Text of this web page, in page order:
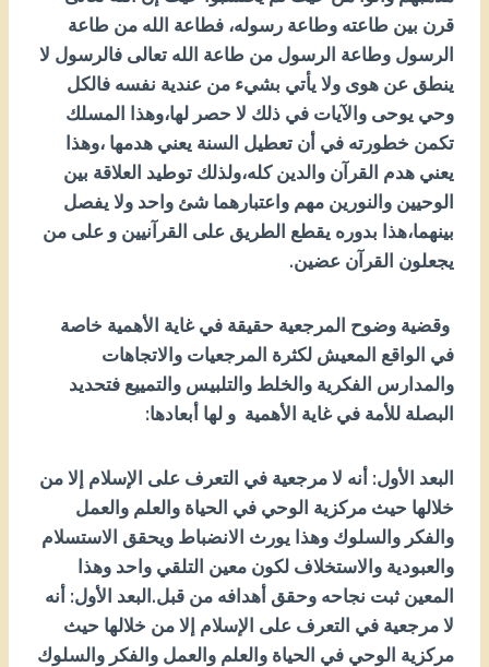
قرن بين طاعته وطاعة رسوله، فطاعة الله من طاعة
الرسول وطاعة الرسول من طاعة الله تعالى فالرسول لا
ينطق عن هوى ولا يأتي بشيء من عندية نفسه فالكل
وحي يوحى والآيات في ذلك لا حصر لها،وهذا المسلك
تكمن خطورته في أن تعطيل السنة يعني هدمها ،وهذا
يعني هدم القرآن والدين كله،ولذلك توطيد العلاقة بين
الوحيين والنورين مهم واعتبارهما شئ واحد ولا يفصل
بينهما،هذا بدوره يقطع الطريق على القرآنيين و على من
يجعلون القرآن عضين.
وقضية وضوح المرجعية حقيقة في غاية الأهمية خاصة
في الواقع المعيش لكثرة المرجعيات والاتجاهات
والمدارس الفكرية والخلط والتلبيس والتمييع فتحديد
البصلة للأمة في غاية الأهمية و لها أبعادها:
البعد الأول: أنه لا مرجعية في التعرف على الإسلام إلا من
خلالها حيث مركزية الوحي في الحياة والعلم والعمل
والفكر والسلوك وهذا يورث الانضباط ويحقق الاستسلام
والعبودية والاستخلاف لكون معين التلقي واحد وهذا
المعين ثبت نجاحه وحقق أهدافه من قبل.البعد الأول: أنه
لا مرجعية في التعرف على الإسلام إلا من خلالها حيث
مركزية الوحي في الحياة والعلم والعمل والفكر والسلوك